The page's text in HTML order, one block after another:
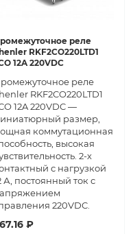
реле
RKF2CO220LTD1
12A 220VDC
реле
RKF2CO220LTD1
12A 220VDC —
размер,
коммутационная
высокая
2-х
с нагрузкой
А, постоянный ток с
220VDC.
₽